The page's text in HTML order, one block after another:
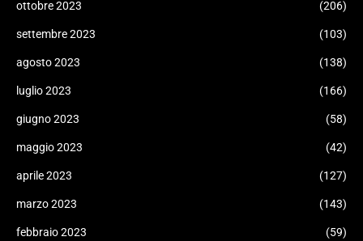
ottobre 2023 (206)
settembre 2023 (103)
agosto 2023 (138)
luglio 2023 (166)
giugno 2023 (58)
maggio 2023 (42)
aprile 2023 (127)
marzo 2023 (143)
febbraio 2023 (59)